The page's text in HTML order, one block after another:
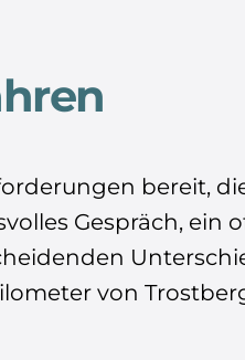
bereit,
Gespräch, ein
von